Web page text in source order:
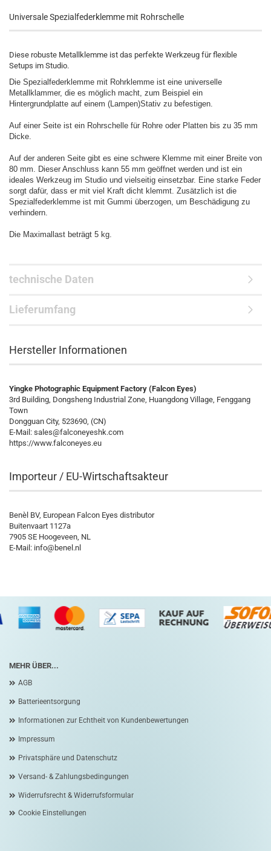
Universale Spezialfederklemme mit Rohrschelle
Diese robuste Metallklemme ist das perfekte Werkzeug für flexible
Setups im Studio.
Die Spezialfederklemme mit Rohrklemme ist eine universelle
Metallklammer, die es möglich macht, zum Beispiel ein
Hintergrundplatte auf einem (Lampen)Stativ zu befestigen.
Auf einer Seite ist ein Rohrschelle für Rohre oder Platten bis zu 35 mm
Dicke.
Auf der anderen Seite gibt es eine schwere Klemme mit einer Breite von
80 mm. Dieser Anschluss kann 55 mm geöffnet werden und ist ein
ideales Werkzeug im Studio und vielseitig einsetzbar. Eine starke Feder
sorgt dafür, dass er mit viel Kraft dicht klemmt. Zusätzlich ist die
Spezialfederklemme ist mit Gummi überzogen, um Beschädigung zu
verhindern.
Die Maximallast beträgt 5 kg.
technische Daten
Lieferumfang
Hersteller Informationen
Yingke Photographic Equipment Factory (Falcon Eyes)
3rd Building, Dongsheng Industrial Zone, Huangdong Village, Fenggang
Town
Dongguan City, 523690, (CN)
E-Mail: sales@falconeyeshk.com
https://www.falconeyes.eu
Importeur / EU-Wirtschaftsakteur
Benèl BV, European Falcon Eyes distributor
Buitenvaart 1127a
7905 SE Hoogeveen, NL
E-Mail: info@benel.nl
MEHR ÜBER...
AGB
Batterieentsorgung
Informationen zur Echtheit von Kundenbewertungen
Impressum
Privatsphäre und Datenschutz
Versand- & Zahlungsbedingungen
Widerrufsrecht & Widerrufsformular
Cookie Einstellungen